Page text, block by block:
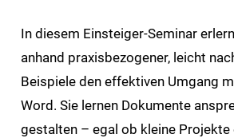
In diesem Einsteiger-Seminar
anhand praxisbezogener, leicht
Beispiele den effektiven Umgang
Word. Sie lernen Dokumente
gestalten – egal ob kleine Projekte